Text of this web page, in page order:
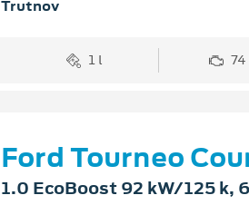
Trutnov
1 l
Ford Tourneo
1.0 EcoBoost 92 kW/125 k,